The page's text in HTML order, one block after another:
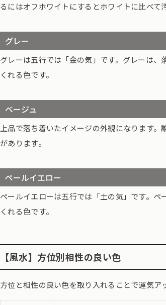
るにはオフホワイトにするとホワイトに比べて
グレー
グレーは五行では「金の気」です。グレーは
くれる色です。
ベージュ
上品で落ち着いたイメージの外観になります
があります。
ペールイエロー
ペールイエローは五行では「土の気」です。
くれる色です。
【風水】方位別相性の良い色
方位と相性の良い色を取り入れることで運気ア